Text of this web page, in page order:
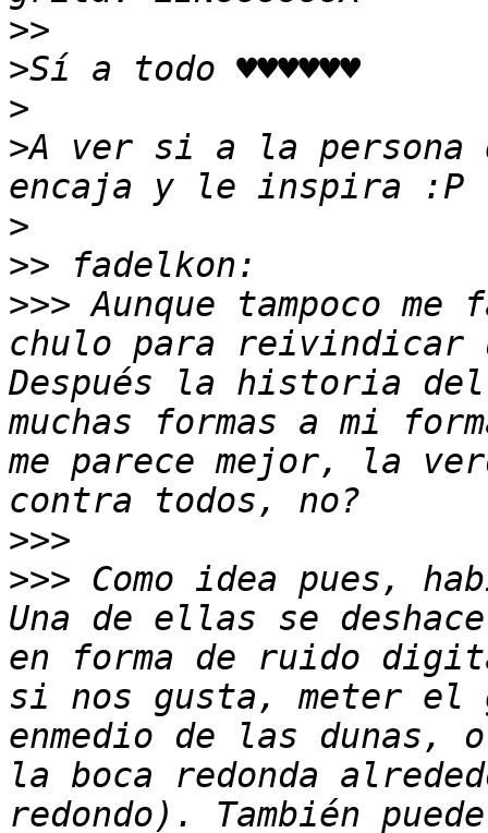
>>
>
>
>A ver si a la persona
>
>>
>>> Aunque tampoco me
chulo para reivindicar
Después la historia
muchas formas a mi
me parece mejor, la
>>>
>>> Como idea pues,
Una de ellas se
en forma de ruido
si nos gusta, meter el
enmedio de las dunas,
la boca redonda